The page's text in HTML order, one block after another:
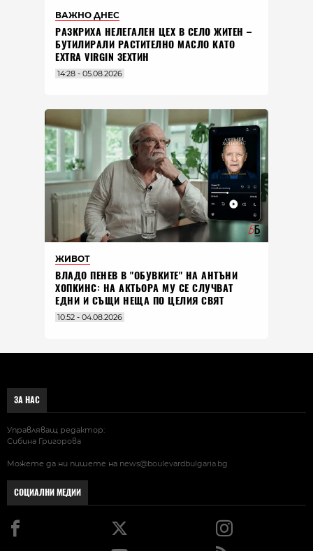
ВАЖНО ДНЕС
РАЗКРИХА НЕЛЕГАЛЕН ЦЕХ В СЕЛО ЖИТЕН –
БУТИЛИРАЛИ РАСТИТЕЛНО МАСЛО КАТО
EXTRA VIRGIN ЗЕХТИН
14:28 - 05.08.2026
ЖИВОТ
ВЛАДO ПЕНЕВ В "ОБУВКИТЕ" НА АНТЪНИ
ХОПКИНС: НА АКТЬОРА МУ СЕ СЛУЧВАТ
ЕДНИ И СЪЩИ НЕЩА ПО ЦЕЛИЯ СВЯТ
10:52 - 04.08.2026
ЗА НАС
Управляващ редактор:
Сибина Григорова
Можете да ни пишете на news@boulevardbulgaria.bg
СОЦИАЛНИ МЕДИИ